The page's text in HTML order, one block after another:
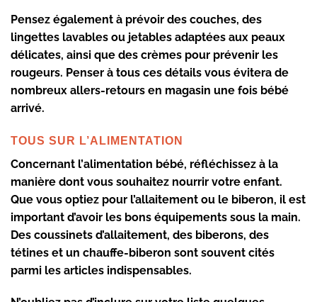
Pensez également à prévoir des couches, des
lingettes lavables ou jetables adaptées aux peaux
délicates, ainsi que des crèmes pour prévenir les
rougeurs. Penser à tous ces détails vous évitera de
nombreux allers-retours en magasin une fois bébé
arrivé.
TOUS SUR L’ALIMENTATION
Concernant l’alimentation bébé, réfléchissez à la
manière dont vous souhaitez nourrir votre enfant.
Que vous optiez pour l’allaitement ou le biberon, il est
important d’avoir les bons équipements sous la main.
Des coussinets d’allaitement, des biberons, des
tétines et un chauffe-biberon sont souvent cités
parmi les articles indispensables.